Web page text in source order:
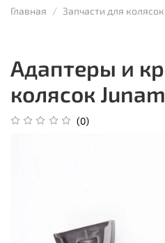
Главная Запчасти для колясок
Адаптеры и
колясок
(0)